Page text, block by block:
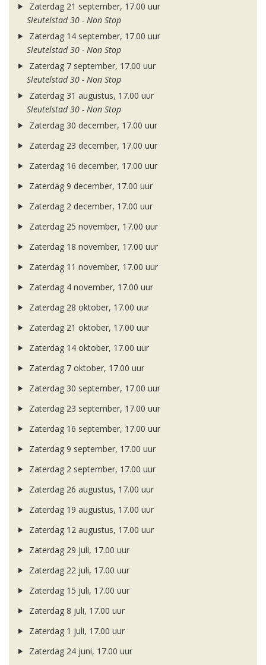
Zaterdag 21 september, 17.00 uur
Sleutelstad 30 - Non Stop
Zaterdag 14 september, 17.00 uur
Sleutelstad 30 - Non Stop
Zaterdag 7 september, 17.00 uur
Sleutelstad 30 - Non Stop
Zaterdag 31 augustus, 17.00 uur
Sleutelstad 30 - Non Stop
Zaterdag 30 december, 17.00 uur
Zaterdag 23 december, 17.00 uur
Zaterdag 16 december, 17.00 uur
Zaterdag 9 december, 17.00 uur
Zaterdag 2 december, 17.00 uur
Zaterdag 25 november, 17.00 uur
Zaterdag 18 november, 17.00 uur
Zaterdag 11 november, 17.00 uur
Zaterdag 4 november, 17.00 uur
Zaterdag 28 oktober, 17.00 uur
Zaterdag 21 oktober, 17.00 uur
Zaterdag 14 oktober, 17.00 uur
Zaterdag 7 oktober, 17.00 uur
Zaterdag 30 september, 17.00 uur
Zaterdag 23 september, 17.00 uur
Zaterdag 16 september, 17.00 uur
Zaterdag 9 september, 17.00 uur
Zaterdag 2 september, 17.00 uur
Zaterdag 26 augustus, 17.00 uur
Zaterdag 19 augustus, 17.00 uur
Zaterdag 12 augustus, 17.00 uur
Zaterdag 29 juli, 17.00 uur
Zaterdag 22 juli, 17.00 uur
Zaterdag 15 juli, 17.00 uur
Zaterdag 8 juli, 17.00 uur
Zaterdag 1 juli, 17.00 uur
Zaterdag 24 juni, 17.00 uur